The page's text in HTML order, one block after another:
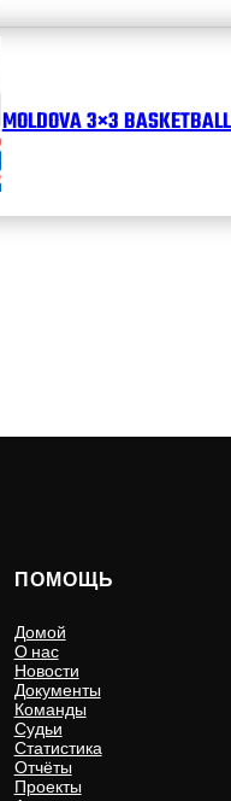
MOLDOVA 3×3
ПОМОЩЬ
Домой
О нас
Новости
Документы
Команды
Судьи
Статистика
Отчёты
Проекты